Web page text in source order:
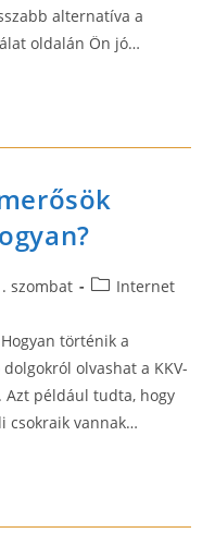
alternatíva a
oldalán Ön jó…
szombat
PostInternet
történik a
olvashat a KKV-
Azt például tudta, hogy
csokraik vannak…